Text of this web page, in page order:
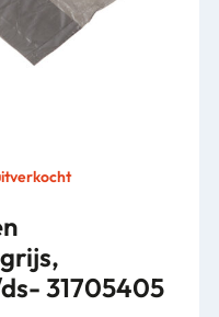
31705405